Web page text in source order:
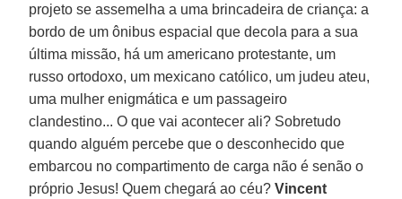
projeto se assemelha a uma brincadeira de criança: a
bordo de um ônibus espacial que decola para a sua
última missão, há um americano protestante, um
russo ortodoxo, um mexicano católico, um judeu ateu,
uma mulher enigmática e um passageiro
clandestino... O que vai acontecer ali? Sobretudo
quando alguém percebe que o desconhecido que
embarcou no compartimento de carga não é senão o
próprio Jesus! Quem chegará ao céu?Vincent